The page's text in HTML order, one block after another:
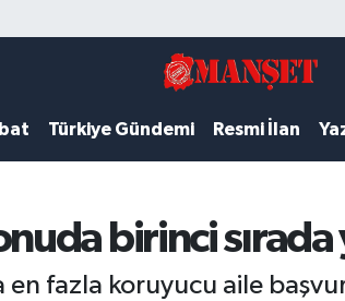
Türkiye Gündemi Resmi İlan
birinci sırada
fazla koruyucu aile